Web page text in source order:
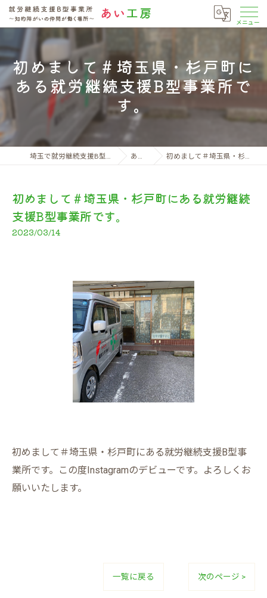
初めまして＃埼玉県・杉戸町に
ある就労継続支援B型事業所で
す。
埼玉で就労継続支援B型なら就労継続支援B型事業所 あい工房 あい工房日記 初めまして＃埼玉県・杉戸町にある就労継続支援B型事業所です。
初めまして＃埼玉県・杉戸町にある就労継続
支援B型事業所です。
2023/03/14
初めまして＃埼玉県・杉戸町にある就労継続支援B型事
業所です。この度Instagramのデビューです。よろしくお
願いいたします。
一覧に戻る 次のページ >